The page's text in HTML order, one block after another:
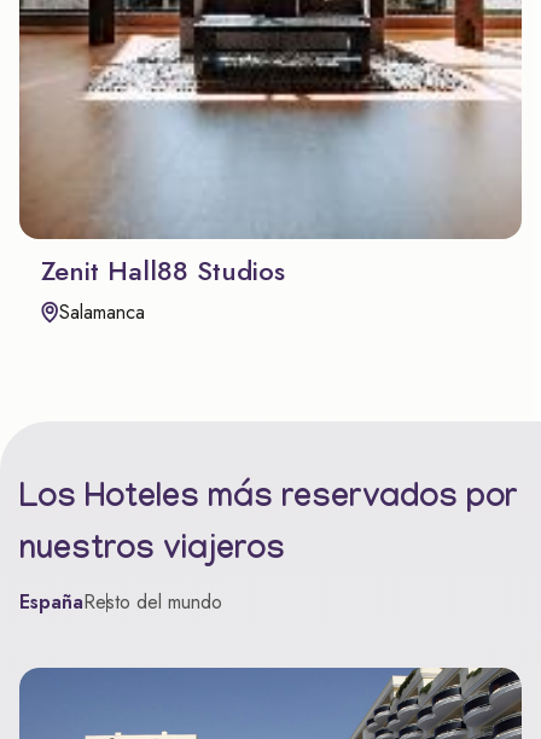
Zenit Hall88 Studios
Salamanca
Los Hoteles más reservados por
nuestros viajeros
EspañaResto del mundo